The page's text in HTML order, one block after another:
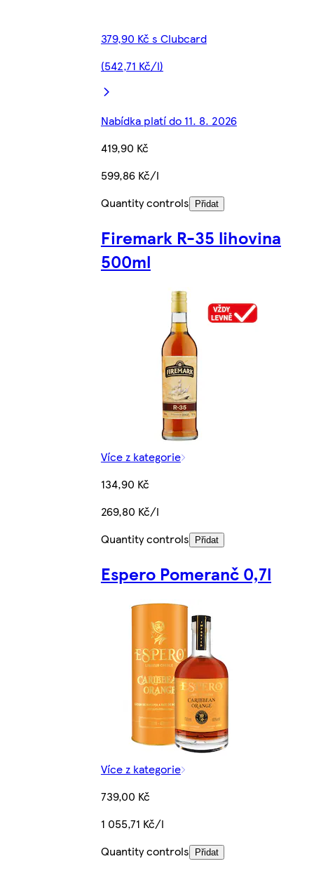
379,90 Kč s Clubcard
(542,71 Kč/l)
Nabídka platí do 11. 8. 2026
419,90 Kč
599,86 Kč/l
Quantity controls
Přidat
Firemark R-35 lihovina
500ml
Více z kategorie
134,90 Kč
269,80 Kč/l
Quantity controls
Přidat
Espero Pomeranč 0,7l
Více z kategorie
739,00 Kč
1 055,71 Kč/l
Quantity controls
Přidat